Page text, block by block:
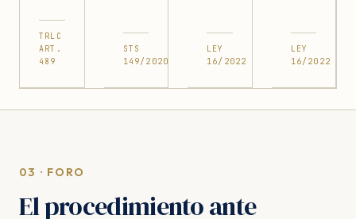
TRLC
ART.
489
STS
149/2020
LEY
16/2022
LEY
16/2022
03 · FORO
El procedimiento ante